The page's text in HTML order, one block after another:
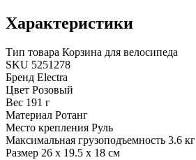
Характеристики
Тип товара Корзина для велосипеда
SKU 5251278
Бренд Electra
Цвет Розовый
Вес 191 г
Материал Ротанг
Место крепления Руль
Максимальная грузоподъемность 3.6 кг
Размер 26 x 19.5 x 18 см